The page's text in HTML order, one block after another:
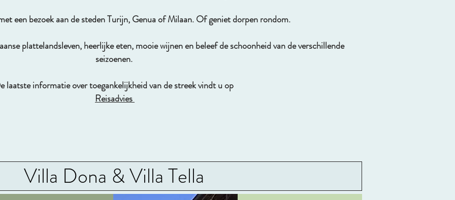
een bezoek aan de steden Turijn, Genua of Milaan. Of geniet dorpen rondom.
plattelandsleven, heerlijke eten, mooie wijnen en beleef de schoonheid van de verschillende
seizoenen.
laatste informatie over toegankelijkheid van de streek vindt u op
Reisadvies
Villa Dona & Villa Tella